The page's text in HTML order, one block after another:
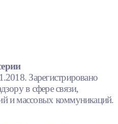
Зарегистрировано
в сфере связи,
и массовых коммуникаций.